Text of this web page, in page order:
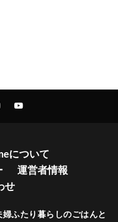
について
運営者情報
せ
ふたり暮らしのごはんと